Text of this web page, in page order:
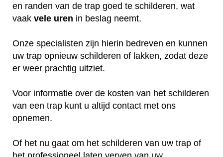
en randen van de trap goed te schilderen, wat
vaak vele uren in beslag neemt.
Onze specialisten zijn hierin bedreven en kunnen
uw trap opnieuw schilderen of lakken, zodat deze
er weer prachtig uitziet.
Voor informatie over de kosten van het schilderen
van een trap kunt u altijd contact met ons
opnemen.
Of het nu gaat om het schilderen van uw trap of